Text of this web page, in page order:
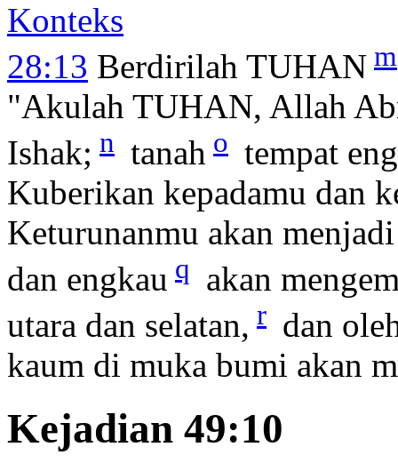
Konteks
28:13 Berdirilah TUHAN m
"Akulah TUHAN, Allah
Ishak; n tanah o tempat
Kuberikan kepadamu dan
Keturunanmu akan
dan engkau q akan
utara dan selatan, r dan
kaum di muka bumi akan
Kejadian 49:10